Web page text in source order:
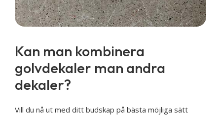
Kan man kombinera
golvdekaler man andra
dekaler?
Vill du nå ut med ditt budskap på bästa möjliga sätt